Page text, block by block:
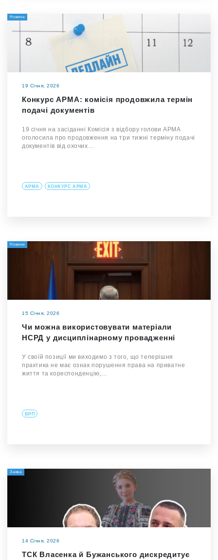
Новина
19 Січня, 2026
Конкурс АРМА: комісія продовжила термін
подачі документів
19 січня на засіданні Комісія з відбору голови АРМА
оголосила про продовження на три тижні терміну подачі
документів від охочих…
АРМА КОНКУРС АРМА
Новини
15 Січня, 2026
Чи можна використовувати матеріали
НСРД у дисциплінарному провадженні
У своїй позиції ми виходимо з того, що теперішня
практика не має ознак порушення права на приватне
життя та кореспонденцію,…
ВРП
Заява
14 Січня, 2026
ТСК Власенка й Бужанського дискредитує